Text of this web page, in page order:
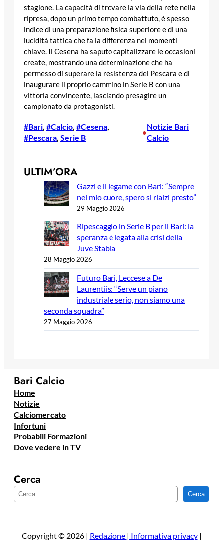
stagione. La capacità di trovare la via della rete nella
ripresa, dopo un primo tempo combattuto, è spesso
indice di una preparazione fisica superiore e di una
lucidità tattica che fa la differenza nei momenti
chiave. Il Cesena ha saputo capitalizzare le occasioni
create, mostrando una determinazione che ha
permesso di superare la resistenza del Pescara e di
inaugurare il proprio cammino in Serie B con una
vittoria convincente, lasciando presagire un
campionato da protagonisti.
#Bari #Calcio #Cesena
#Pescara Serie B
•
Notizie Bari
Calcio
ULTIM’ORA
Gazzi e il legame con Bari: “Sempre
nel mio cuore, spero si rialzi presto”
29 Maggio 2026
Ripescaggio in Serie B per il Bari: la
speranza è legata alla crisi della
Juve Stabia
28 Maggio 2026
Futuro Bari, Leccese a De
Laurentiis: “Serve un piano
industriale serio, non siamo una
seconda squadra”
27 Maggio 2026
Bari Calcio
Home
Notizie
Calciomercato
Infortuni
Probabili Formazioni
Dove vedere in TV
Cerca
e
a
Cerca
Copyright © 2026 | Redazione | Informativa privacy|